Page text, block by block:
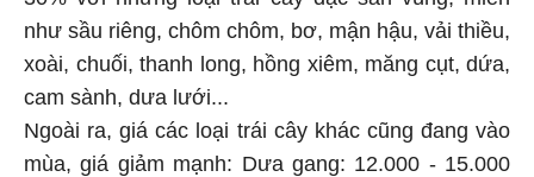
như sầu riêng, chôm chôm, bơ, mận hậu, vải thiều,
xoài, chuối, thanh long, hồng xiêm, măng cụt, dứa,
cam sành, dưa lưới...
Ngoài ra, giá các loại trái cây khác cũng đang vào
mùa, giá giảm mạnh: Dưa gang: 12.000 - 15.000